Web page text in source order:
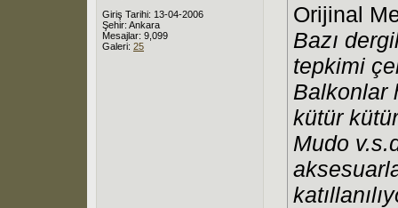
Giriş Tarihi: 13-04-2006
Şehir: Ankara
Mesajlar: 9,099
Galeri: 25
Orijinal
Bazı
tepkimi
Balkonlar
kütür
Mudo